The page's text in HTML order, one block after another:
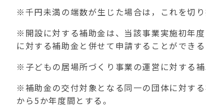
※千円未満の端数が生じた場合は，これを切
※開設に対する補助金は、当該事業実施初年
に対する補助金と併せて申請することができる
※子どもの居場所づくり事業の運営に対する
※補助金の交付対象となる同一の団体に対す
から5か年度間とする。